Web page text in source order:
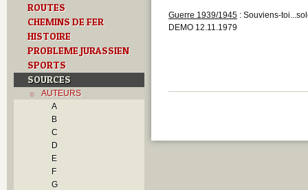
ROUTES
CHEMINS DE FER
HISTOIRE
PROBLEME JURASSIEN
SPORTS
SOURCES
AUTEURS
A
B
C
D
E
F
G
Guerre 1939/1945 : Souviens-
DEMO 12.11.1979